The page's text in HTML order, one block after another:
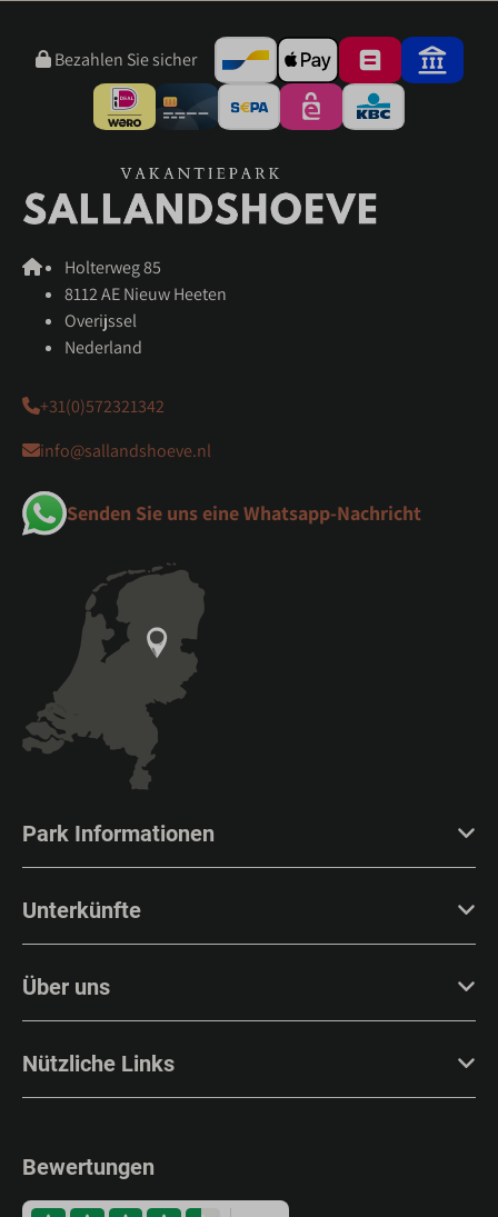
Bezahlen Sie sicher
Holterweg 85
8112 AE Nieuw Heeten
Overijssel
Nederland
+31(0)572321342
info@sallandshoeve.nl
Senden Sie uns eine Whatsapp-Nachricht
Park Informationen
Unterkünfte
Über uns
Nützliche Links
Bewertungen